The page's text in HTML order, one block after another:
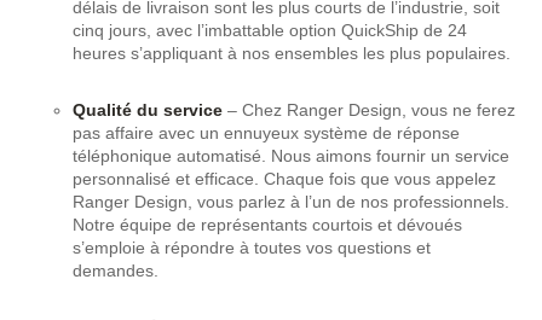
délais de livraison sont les plus courts de l’industrie, soit
cinq jours, avec l’imbattable option QuickShip de 24
heures s’appliquant à nos ensembles les plus populaires.
Qualité du service – Chez Ranger Design, vous ne ferez
pas affaire avec un ennuyeux système de réponse
téléphonique automatisé. Nous aimons fournir un service
personnalisé et efficace. Chaque fois que vous appelez
Ranger Design, vous parlez à l’un de nos professionnels.
Notre équipe de représentants courtois et dévoués
s’emploie à répondre à toutes vos questions et
demandes.